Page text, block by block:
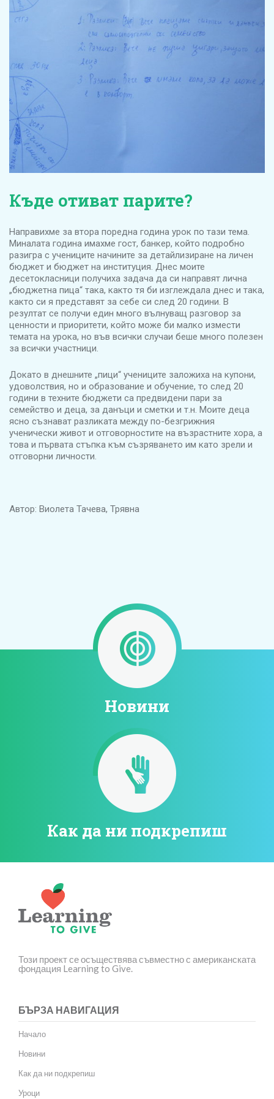
Къде отиват парите?
Направихме за втора поредна година урок по тази тема.
Миналата година имахме гост, банкер, който подробно
разигра с учениците начините за детайлизиране на личен
бюджет и бюджет на институция. Днес моите
десетокласници получиха задача да си направят лична
„бюджетна пица“ така, както тя би изглеждала днес и така,
както си я представят за себе си след 20 години. В
резултат се получи един много вълнуващ разговор за
ценности и приоритети, който може би малко измести
темата на урока, но във всички случаи беше много полезен
за всички участници.
Докато в днешните „пици“ учениците заложиха на купони,
удоволствия, но и образование и обучение, то след 20
години в техните бюджети са предвидени пари за
семейство и деца, за данъци и сметки и т.н. Моите деца
ясно съзнават разликата между по-безгрижния
ученически живот и отговорностите на възрастните хора, а
това и първата стъпка към съзряването им като зрели и
отговорни личности.
Автор: Виолета Тачева, Трявна
Новини
Как да ни подкрепиш
Този проект се осъществява съвместно с американската
фондация Learning to Give.
БЪРЗА НАВИГАЦИЯ
Начало
Новини
Как да ни подкрепиш
Уроци